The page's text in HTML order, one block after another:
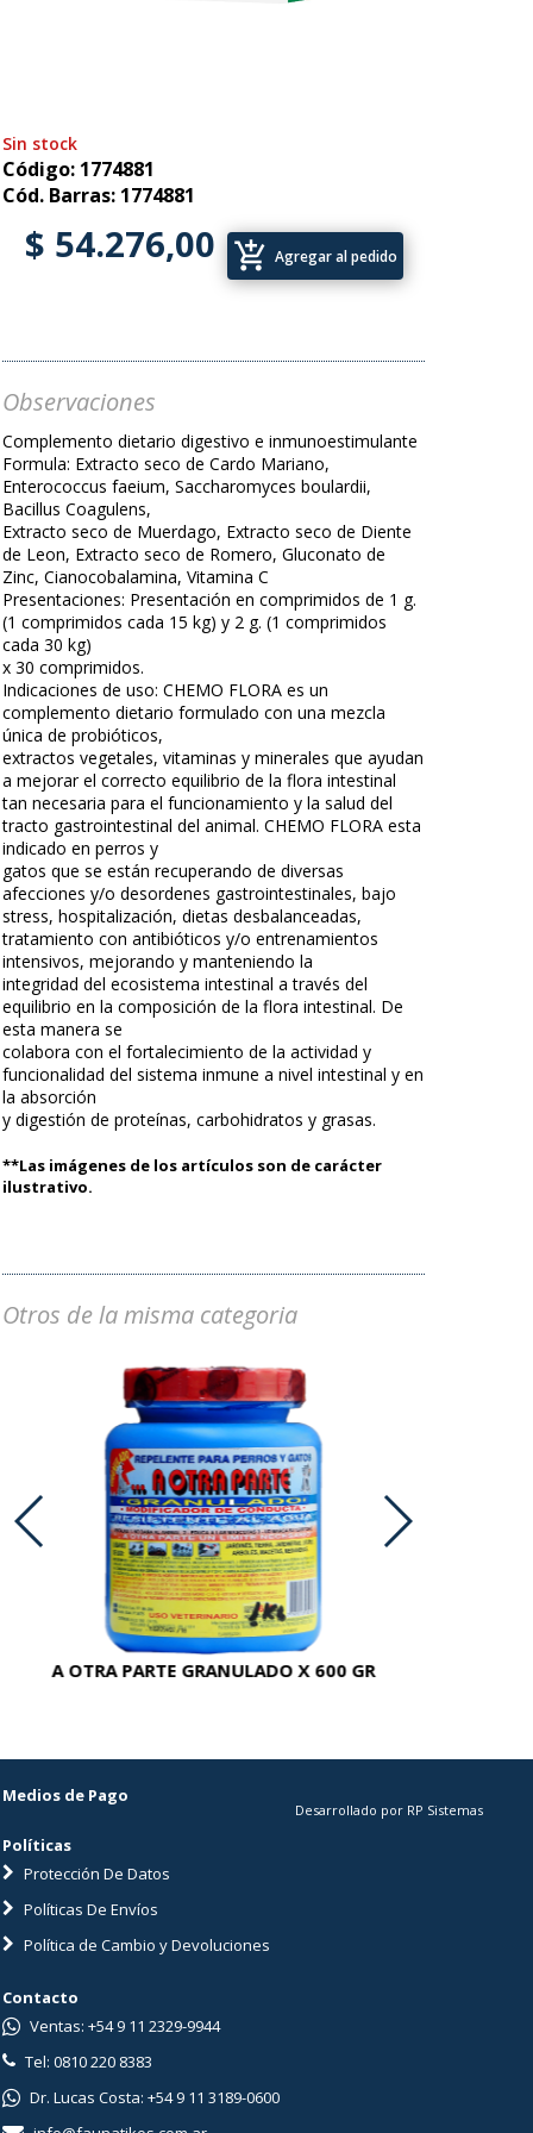
Sin stock
Código: 1774881
Cód. Barras: 1774881
$ 54.276,00 add_shopping_cart Agregar al pedido
Observaciones
Complemento dietario digestivo e inmunoestimulante
Formula: Extracto seco de Cardo Mariano,
Enterococcus faeium, Saccharomyces boulardii,
Bacillus Coagulens,
Extracto seco de Muerdago, Extracto seco de Diente
de Leon, Extracto seco de Romero, Gluconato de
Zinc, Cianocobalamina, Vitamina C
Presentaciones: Presentación en comprimidos de 1 g.
(1 comprimidos cada 15 kg) y 2 g. (1 comprimidos
cada 30 kg)
x 30 comprimidos.
Indicaciones de uso: CHEMO FLORA es un
complemento dietario formulado con una mezcla
única de probióticos,
extractos vegetales, vitaminas y minerales que ayudan
a mejorar el correcto equilibrio de la flora intestinal
tan necesaria para el funcionamiento y la salud del
tracto gastrointestinal del animal. CHEMO FLORA esta
indicado en perros y
gatos que se están recuperando de diversas
afecciones y/o desordenes gastrointestinales, bajo
stress, hospitalización, dietas desbalanceadas,
tratamiento con antibióticos y/o entrenamientos
intensivos, mejorando y manteniendo la
integridad del ecosistema intestinal a través del
equilibrio en la composición de la flora intestinal. De
esta manera se
colabora con el fortalecimiento de la actividad y
funcionalidad del sistema inmune a nivel intestinal y en
la absorción
y digestión de proteínas, carbohidratos y grasas.
**Las imágenes de los artículos son de carácter
ilustrativo.
Otros de la misma categoria
A OTRA PARTE GRANULADO X 600 GR
Medios de Pago
Políticas
Protección De Datos
Políticas De Envíos
Política de Cambio y Devoluciones
Desarrollado por RP Sistemas
Contacto
Ventas: +54 9 11 2329-9944
Tel: 0810 220 8383
Dr. Lucas Costa: +54 9 11 3189-0600